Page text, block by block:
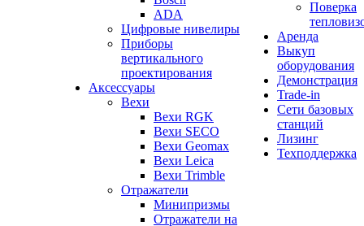
ADA
Цифровые нивелиры
Приборы
вертикального
проектирования
Аксессуары
Вехи
Вехи RGK
Вехи SECO
Вехи Geomax
Вехи Leica
Вехи Trimble
Отражатели
Минипризмы
Отражатели на
Поверка
Аренда
Выкуп
оборудования
Демонстрация
Trade-in
Сети базовых
станций
Лизинг
Техподдержка